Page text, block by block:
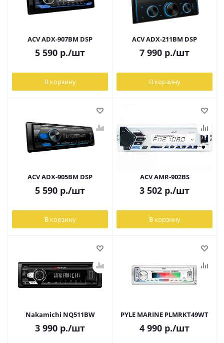
ACV ADX-907BM DSP
5 590 р./шт
В корзину
ACV ADX-211BM DSP
7 990 р./шт
В корзину
ACV ADX-905BM DSP
5 590 р./шт
В корзину
ACV AMR-902BS
3 502 р./шт
В корзину
Nakamichi NQ511BW
3 990 р./шт
PYLE MARINE PLMRKT49WT
4 990 р./шт